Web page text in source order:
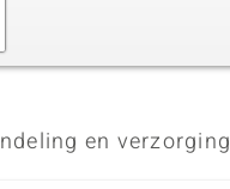
en verzorging